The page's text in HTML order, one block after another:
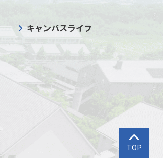
キャンパスライフ
トップに戻